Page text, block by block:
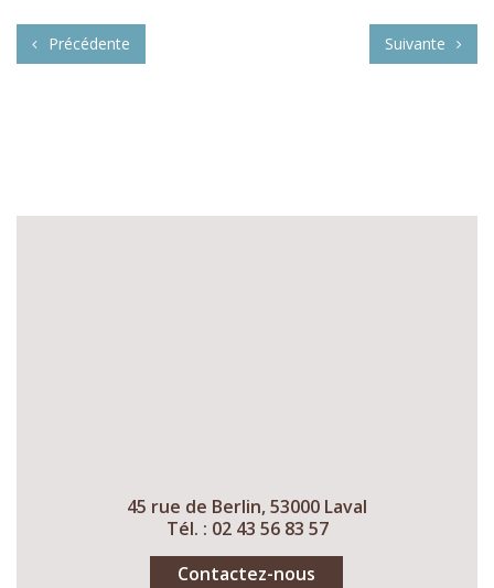
Précédente Suivante
45 rue de Berlin, 53000 Laval
Tél. : 02 43 56 83 57
Contactez-nous